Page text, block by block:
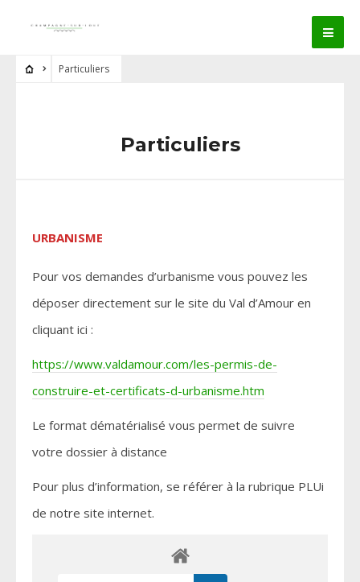
Particuliers
Particuliers
URBANISME
Pour vos demandes d’urbanisme vous pouvez les
déposer directement sur le site du Val d’Amour en
cliquant ici :
https://www.valdamour.com/les-permis-de-
construire-et-certificats-d-urbanisme.htm
Le format dématérialisé vous permet de suivre
votre dossier à distance
Pour plus d’information, se référer à la rubrique PLUi
de notre site internet.